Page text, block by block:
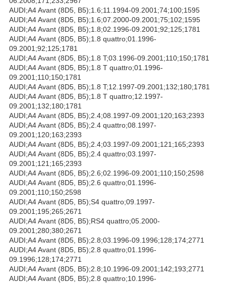
AUDI;A4 Avant (8D5, B5);1.6;11.1994-09.2001;74;100;1595
AUDI;A4 Avant (8D5, B5);1.6;07.2000-09.2001;75;102;1595
AUDI;A4 Avant (8D5, B5);1.8;02.1996-09.2001;92;125;1781
AUDI;A4 Avant (8D5, B5);1.8 quattro;01.1996-
09.2001;92;125;1781
AUDI;A4 Avant (8D5, B5);1.8 T;03.1996-09.2001;110;150;1781
AUDI;A4 Avant (8D5, B5);1.8 T quattro;01.1996-
09.2001;110;150;1781
AUDI;A4 Avant (8D5, B5);1.8 T;12.1997-09.2001;132;180;1781
AUDI;A4 Avant (8D5, B5);1.8 T quattro;12.1997-
09.2001;132;180;1781
AUDI;A4 Avant (8D5, B5);2.4;08.1997-09.2001;120;163;2393
AUDI;A4 Avant (8D5, B5);2.4 quattro;08.1997-
09.2001;120;163;2393
AUDI;A4 Avant (8D5, B5);2.4;03.1997-09.2001;121;165;2393
AUDI;A4 Avant (8D5, B5);2.4 quattro;03.1997-
09.2001;121;165;2393
AUDI;A4 Avant (8D5, B5);2.6;02.1996-09.2001;110;150;2598
AUDI;A4 Avant (8D5, B5);2.6 quattro;01.1996-
09.2001;110;150;2598
AUDI;A4 Avant (8D5, B5);S4 quattro;09.1997-
09.2001;195;265;2671
AUDI;A4 Avant (8D5, B5);RS4 quattro;05.2000-
09.2001;280;380;2671
AUDI;A4 Avant (8D5, B5);2.8;03.1996-09.1996;128;174;2771
AUDI;A4 Avant (8D5, B5);2.8 quattro;01.1996-
09.1996;128;174;2771
AUDI;A4 Avant (8D5, B5);2.8;10.1996-09.2001;142;193;2771
AUDI;A4 Avant (8D5, B5);2.8 quattro;10.1996-